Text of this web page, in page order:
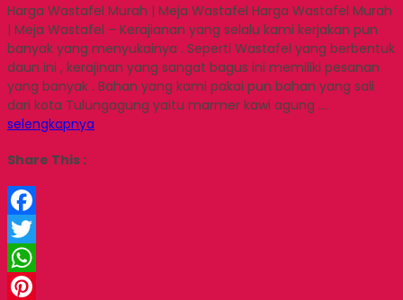
Harga Wastafel Murah | Meja Wastafel Harga Wastafel Murah
| Meja Wastafel – Kerajianan yang selalu kami kerjakan pun
banyak yang menyukainya . Seperti Wastafel yang berbentuk
daun ini , kerajinan yang sangat bagus ini memiliki pesanan
yang banyak . Bahan yang kami pakai pun bahan yang sali
dari kota Tulungagung yaitu marmer kawi agung ….
selengkapnya
Share This :
Facebook
Twitter
WhatsApp